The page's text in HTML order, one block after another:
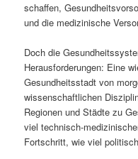
e
n
n
schaffen,
und die medizinische
Doch die
Herausforderungen: Eine
Gesundheitsstadt von
wissenschaftlichen
Regionen und Städte zu
viel technisch-
Fortschritt, wie viel